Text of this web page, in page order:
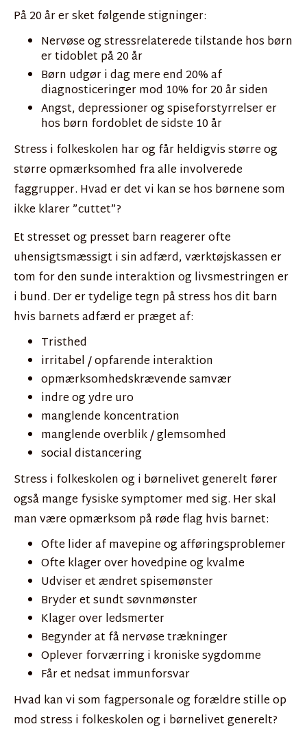
På 20 år er sket følgende stigninger:
Nervøse og stressrelaterede tilstande hos børn
er tidoblet på 20 år
Børn udgør i dag mere end 20% af
diagnosticeringer mod 10% for 20 år siden
Angst, depressioner og spiseforstyrrelser er
hos børn fordoblet de sidste 10 år
Stress i folkeskolen har og får heldigvis større og
større opmærksomhed fra alle involverede
faggrupper. Hvad er det vi kan se hos børnene som
ikke klarer ”cuttet”?
Et stresset og presset barn reagerer ofte
uhensigtsmæssigt i sin adfærd, værktøjskassen er
tom for den sunde interaktion og livsmestringen er
i bund. Der er tydelige tegn på stress hos dit barn
hvis barnets adfærd er præget af:
Tristhed
irritabel / opfarende interaktion
opmærksomhedskrævende samvær
indre og ydre uro
manglende koncentration
manglende overblik / glemsomhed
social distancering
Stress i folkeskolen og i børnelivet generelt fører
også mange fysiske symptomer med sig. Her skal
man være opmærksom på røde flag hvis barnet:
Ofte lider af mavepine og afføringsproblemer
Ofte klager over hovedpine og kvalme
Udviser et ændret spisemønster
Bryder et sundt søvnmønster
Klager over ledsmerter
Begynder at få nervøse trækninger
Oplever forværring i kroniske sygdomme
Får et nedsat immunforsvar
Hvad kan vi som fagpersonale og forældre stille op
mod stress i folkeskolen og i børnelivet generelt?